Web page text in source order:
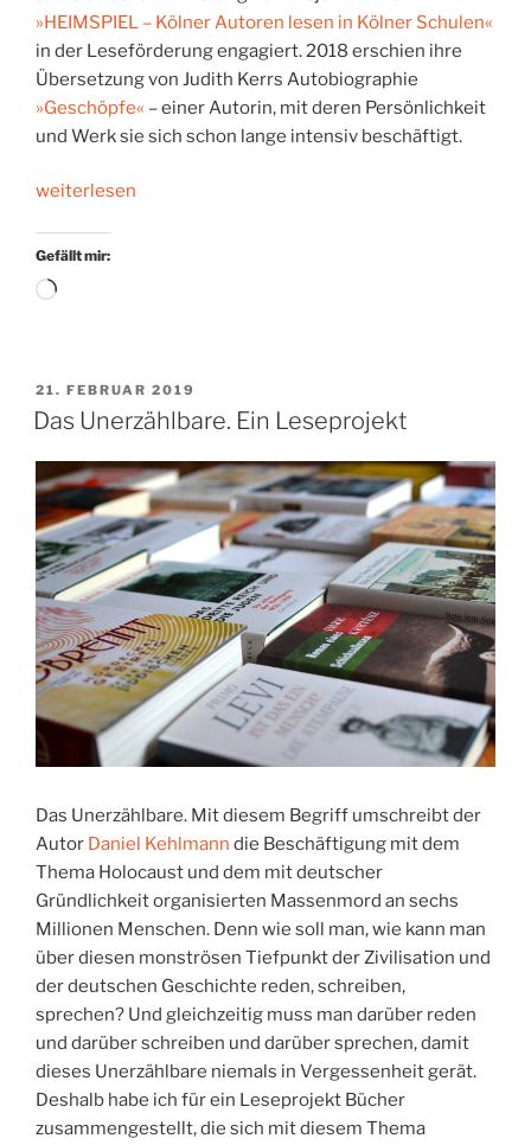
»HEIMSPIEL – Kölner Autoren lesen in Kölner Schulen«
in der Leseförderung engagiert. 2018 erschien ihre
Übersetzung von Judith Kerrs Autobiographie
»Geschöpfe« – einer Autorin, mit deren Persönlichkeit
und Werk sie sich schon lange intensiv beschäftigt.
„Gegen
Vergessen:
Bücher
für
&
Leser“
weiterlesen
Gefällt mir:
Wird
VERÖFFENTLICHT
AM
21. FEBRUAR 2019
Das Unerzählbare. Ein Leseprojekt
Das Unerzählbare. Mit diesem Begriff umschreibt der
Autor Daniel Kehlmann die Beschäftigung mit dem
Thema Holocaust und dem mit deutscher
Gründlichkeit organisierten Massenmord an sechs
Millionen Menschen. Denn wie soll man, wie kann man
über diesen monströsen Tiefpunkt der Zivilisation und
der deutschen Geschichte reden, schreiben,
sprechen? Und gleichzeitig muss man darüber reden
und darüber schreiben und darüber sprechen, damit
dieses Unerzählbare niemals in Vergessenheit gerät.
Deshalb habe ich für ein Leseprojekt Bücher
zusammengestellt, die sich mit diesem Thema